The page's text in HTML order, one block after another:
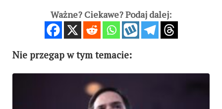
Ważne? Ciekawe? Podaj dalej:
Nie przegap w tym temacie: